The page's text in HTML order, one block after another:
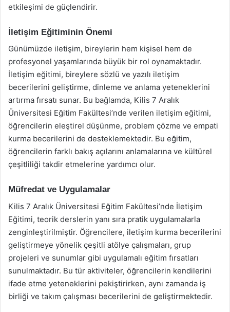
etkileşimi de güçlendirir.
İletişim Eğitiminin Önemi
Günümüzde iletişim, bireylerin hem kişisel hem de
profesyonel yaşamlarında büyük bir rol oynamaktadır.
İletişim eğitimi, bireylere sözlü ve yazılı iletişim
becerilerini geliştirme, dinleme ve anlama yeteneklerini
artırma fırsatı sunar. Bu bağlamda, Kilis 7 Aralık
Üniversitesi Eğitim Fakültesi’nde verilen iletişim eğitimi,
öğrencilerin eleştirel düşünme, problem çözme ve empati
kurma becerilerini de desteklemektedir. Bu eğitim,
öğrencilerin farklı bakış açılarını anlamalarına ve kültürel
çeşitliliği takdir etmelerine yardımcı olur.
Müfredat ve Uygulamalar
Kilis 7 Aralık Üniversitesi Eğitim Fakültesi’nde İletişim
Eğitimi, teorik derslerin yanı sıra pratik uygulamalarla
zenginleştirilmiştir. Öğrencilere, iletişim kurma becerilerini
geliştirmeye yönelik çeşitli atölye çalışmaları, grup
projeleri ve sunumlar gibi uygulamalı eğitim fırsatları
sunulmaktadır. Bu tür aktiviteler, öğrencilerin kendilerini
ifade etme yeteneklerini pekiştirirken, aynı zamanda iş
birliği ve takım çalışması becerilerini de geliştirmektedir.